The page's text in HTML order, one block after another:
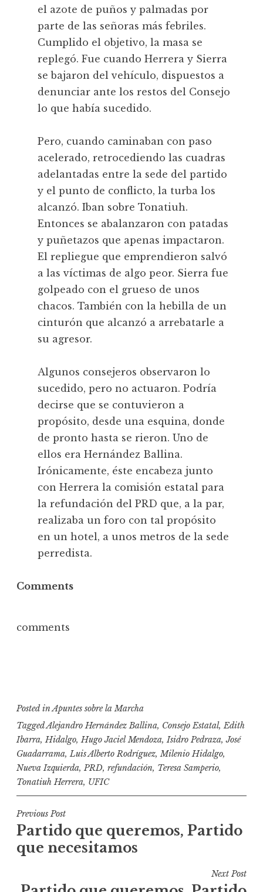
el azote de puños y palmadas por
parte de las señoras más febriles.
Cumplido el objetivo, la masa se
replegó. Fue cuando Herrera y Sierra
se bajaron del vehículo, dispuestos a
denunciar ante los restos del Consejo
lo que había sucedido.
Pero, cuando caminaban con paso
acelerado, retrocediendo las cuadras
adelantadas entre la sede del partido
y el punto de conflicto, la turba los
alcanzó. Iban sobre Tonatiuh.
Entonces se abalanzaron con patadas
y puñetazos que apenas impactaron.
El repliegue que emprendieron salvó
a las víctimas de algo peor. Sierra fue
golpeado con el grueso de unos
chacos. También con la hebilla de un
cinturón que alcanzó a arrebatarle a
su agresor.
Algunos consejeros observaron lo
sucedido, pero no actuaron. Podría
decirse que se contuvieron a
propósito, desde una esquina, donde
de pronto hasta se rieron. Uno de
ellos era Hernández Ballina.
Irónicamente, éste encabeza junto
con Herrera la comisión estatal para
la refundación del PRD que, a la par,
realizaba un foro con tal propósito
en un hotel, a unos metros de la sede
perredista.
Comments
comments
Posted inApuntes sobre la Marcha
TaggedAlejandro Hernández Ballina, Consejo Estatal,Edith
Ibarra,Hidalgo,Hugo Jaciel Mendoza,Isidro Pedraza,José
Guadarrama,Luis Alberto Rodríguez,Milenio Hidalgo,
Nueva Izquierda, PRD, refundación, Teresa Samperio,
Tonatiuh Herrera, UFIC
N
a
v
g
Previous Post
Partido que queremos, Partido
que necesitamos
Next Post